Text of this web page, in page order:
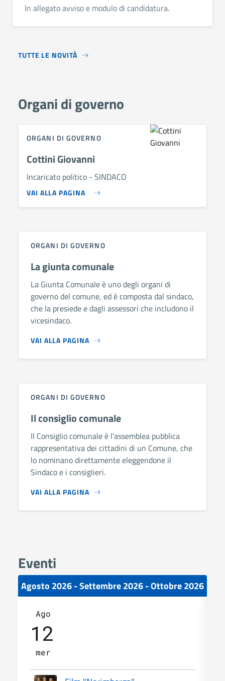
In allegato avviso e modulo di candidatura.
TUTTE LE NOVITÀ
Organi di governo
ORGANI DI GOVERNO
Cottini Giovanni
Incaricato politico - SINDACO
VAI ALLA PAGINA
ORGANI DI GOVERNO
La giunta comunale
La Giunta Comunale è uno degli organi di
governo del comune, ed è composta dal sindaco,
che la presiede e dagli assessori che includono il
vicesindaco.
VAI ALLA PAGINA
ORGANI DI GOVERNO
Il consiglio comunale
Il Consiglio comunale è l'assemblea pubblica
rappresentativa dei cittadini di un Comune, che
lo nominano direttamente eleggendone il
Sindaco e i consiglieri.
VAI ALLA PAGINA
Eventi
Agosto 2026 - Settembre 2026 - Ottobre 2026
Ago
12
mer